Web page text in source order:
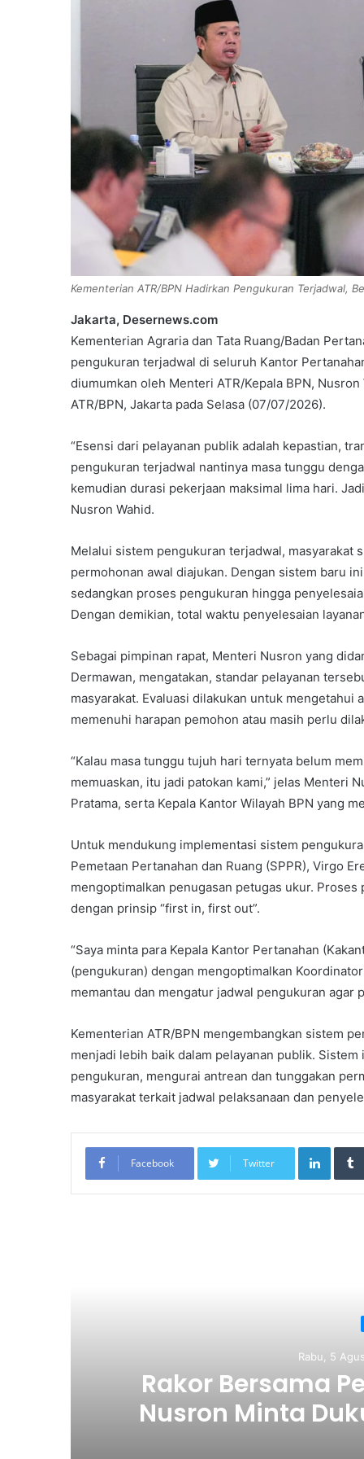
Kementerian ATR/BPN Hadirkan Pengukuran Terjadwal,
Jakarta, Desernews.com
Kementerian Agraria dan Tata Ruang/Badan
pengukuran terjadwal di seluruh Kantor
diumumkan oleh Menteri ATR/Kepala BPN,
ATR/BPN, Jakarta pada Selasa (07/07/2026).
“Esensi dari pelayanan publik adalah kepastian,
pengukuran terjadwal nantinya masa tunggu
kemudian durasi pekerjaan maksimal lima hari.
Nusron Wahid.
Melalui sistem pengukuran terjadwal, masyarakat
permohonan awal diajukan. Dengan sistem baru
sedangkan proses pengukuran hingga
Dengan demikian, total waktu penyelesaian
Sebagai pimpinan rapat, Menteri Nusron yang
Dermawan, mengatakan, standar pelayanan
masyarakat. Evaluasi dilakukan untuk mengetahui
memenuhi harapan pemohon atau masih perlu
“Kalau masa tunggu tujuh hari ternyata belum
memuaskan, itu jadi patokan kami,” jelas Menteri
Pratama, serta Kepala Kantor Wilayah BPN yang
Untuk mendukung implementasi sistem
Pemetaan Pertanahan dan Ruang (SPPR), Virgo
mengoptimalkan penugasan petugas ukur.
dengan prinsip “first in, first out”.
“Saya minta para Kepala Kantor Pertanahan
(pengukuran) dengan mengoptimalkan
memantau dan mengatur jadwal pengukuran agar
Kementerian ATR/BPN mengembangkan sistem
menjadi lebih baik dalam pelayanan publik.
pengukuran, mengurai antrean dan tunggakan
masyarakat terkait jadwal pelaksanaan dan
Facebook Twitter
LinkedIn
Rabu, 5
Rakor Bersama
Nusron Minta